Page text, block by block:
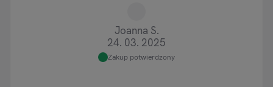
Joanna S.
24. 03. 2025
Zakup potwierdzony